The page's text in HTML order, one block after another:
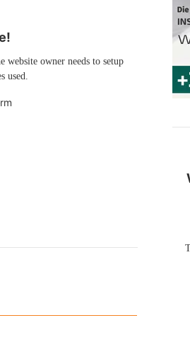
owner needs to setup
used.